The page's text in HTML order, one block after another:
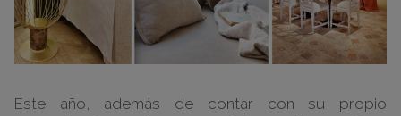
Este año, además de contar con su propio